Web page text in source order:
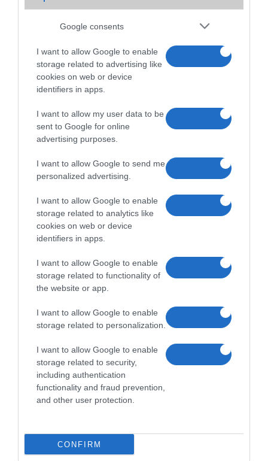
Google consents
I want to allow Google to enable
storage related to advertising like
cookies on web or device
identifiers in apps.
I want to allow my user data to be
sent to Google for online
advertising purposes.
I want to allow Google to send me
personalized advertising.
I want to allow Google to enable
storage related to analytics like
cookies on web or device
identifiers in apps.
I want to allow Google to enable
storage related to functionality of
the website or app.
I want to allow Google to enable
storage related to personalization.
I want to allow Google to enable
storage related to security,
including authentication
functionality and fraud prevention,
and other user protection.
CONFIRM
| Phone Arena
és szeretnének 5 col alatt maradni, hogy még egyszerûen kezelhetõ
legyen egy kézzel a mobil és akár a zsebbe is gond nélkül beférjen.
Mi is az a Samsung Bixby?
Többekben felmerülhet a jogos kérdés, hogy vajon mi az a Bixby, mit
mutat be a Samsung holnap?